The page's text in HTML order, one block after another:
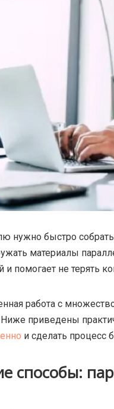
нужно быстро
материалы
и помогает не терять
работа с
Ниже приведены
и сделать процесс
способы: